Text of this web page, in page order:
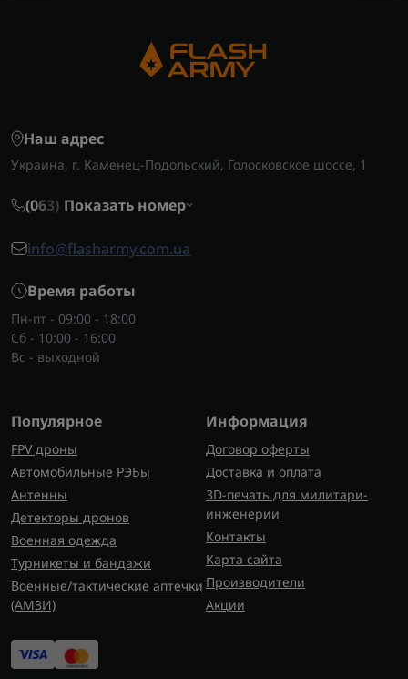
Наш адрес
Украина, г. Каменец-Подольский, Голосковское шоссе, 1
(063) Показать номер
info@flasharmy.com.ua
Время работы
Пн-пт - 09:00 - 18:00
Сб - 10:00 - 16:00
Вс - выходной
Популярное
FPV дроны
Автомобильные РЭБы
Антенны
Детекторы дронов
Военная одежда
Турникеты и бандажи
Военные/тактические аптечки
(AMЗИ)
Информация
Договор оферты
Доставка и оплата
3D-печать для милитари-
инженерии
Контакты
Карта сайта
Производители
Акции